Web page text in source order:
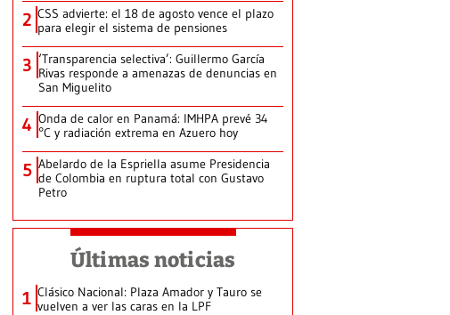
2 CSS advierte: el 18 de agosto vence el plazo
para elegir el sistema de pensiones
3 ‘Transparencia selectiva’: Guillermo García
Rivas responde a amenazas de denuncias en
San Miguelito
4 Onda de calor en Panamá: IMHPA prevé 34
°C y radiación extrema en Azuero hoy
5 Abelardo de la Espriella asume Presidencia
de Colombia en ruptura total con Gustavo
Petro
Últimas noticias
1 Clásico Nacional: Plaza Amador y Tauro se
vuelven a ver las caras en la LPF